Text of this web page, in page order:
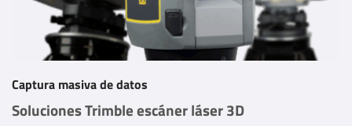
Captura masiva de datos
Soluciones Trimble escáner láser 3D